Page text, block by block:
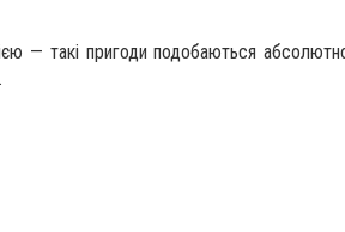
такі пригоди подобаються абсолютно